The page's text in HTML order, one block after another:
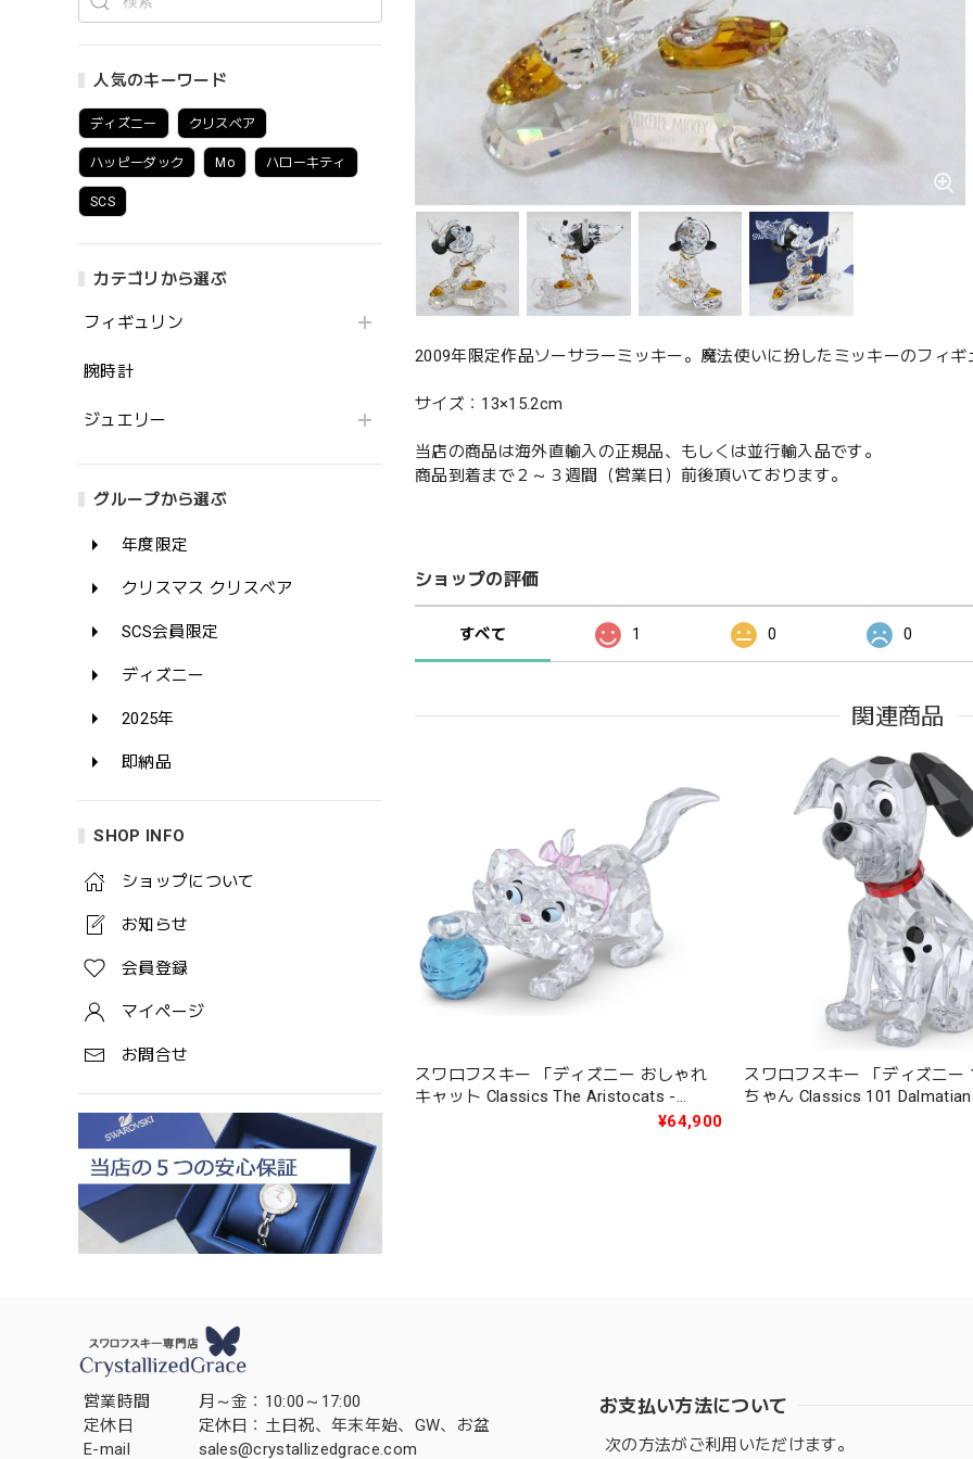
人気のキーワード
ディズニー クリスベア
ハッピーダック Mo ハローキティ
SCS
カテゴリから選ぶ
フィギュリン
腕時計
ジュエリー
グループから選ぶ
年度限定
クリスマス クリスベア
SCS会員限定
ディズニー
2025年
即納品
SHOP INFO
ショップについて
お知らせ
会員登録
マイページ
お問合せ
2009年限定作品ソーサラーミッキー。魔法使いに扮したミッキーのフィギ
サイズ：13×15.2cm
当店の商品は海外直輸入の正規品、もしくは並行輸入品です。
商品到着まで２～３週間（営業日）前後頂いております。
ショップの評価
すべて 1 0 0
関連商品
スワロフスキー 「ディズニー おしゃれ
キャット Classics The Aristocats -
¥64,900
スワロフスキー 「ディズニー
ちゃん Classics 101
営業時間
月～金：10:00～17:00
定休日
定休日：土日祝、年末年始、GW、お盆
E-mail
sales@crystallizedgrace.com
お支払い方法について
次の方法がご利用いただけます。